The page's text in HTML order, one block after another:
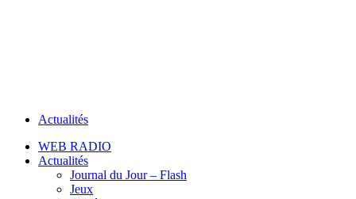
Actualités
WEB RADIO
Actualités
Journal du Jour – Flash
Jeux